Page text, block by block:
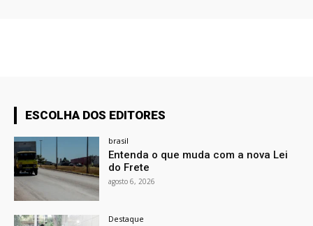
ESCOLHA DOS EDITORES
brasil
Entenda o que muda com a nova Lei
do Frete
agosto 6, 2026
Destaque